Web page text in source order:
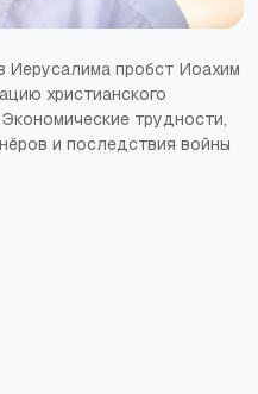
Иерусалима пробст Иоахим
христианского
трудности,
и последствия войны